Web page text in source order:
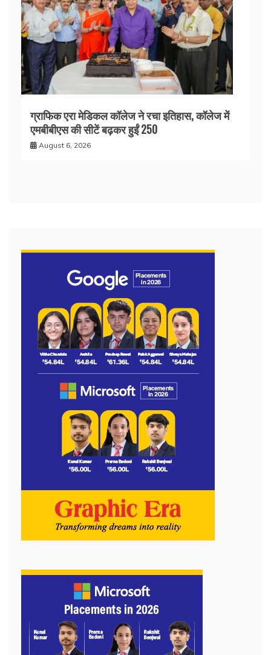
ग्राफिक एरा मेडिकल कॉलेज ने रचा इतिहास, कॉलेज में
एमबीबीएस की सीटें बढ़कर हुईं 250
August 6, 2026